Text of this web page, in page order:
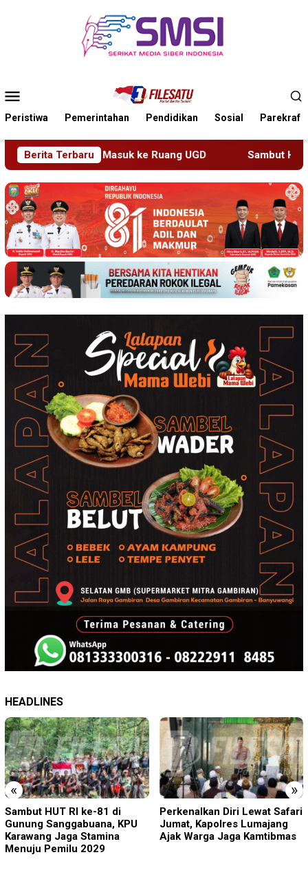
Mobile
Peristiwa Pemerintahan Pendidikan Sosial Parekraf
Berita Terbaru
Ruang UGD Sambut HUT RI ke-81 di Gunung
HEADLINES
« »
Perkenalkan Diri Lewat Safari
Jumat, Kapolres Lumajang
Ajak Warga Jaga Kamtibmas
PMR Wira SMKN 1 Jember
Gelar ABHINAYA 2026, Ajang
Bergengsi Cetak Relawan